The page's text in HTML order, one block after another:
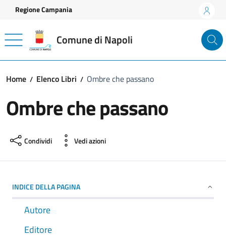
Vai ai contenuti
Vai al footer
Regione Campania
Comune di Napoli
Home Elenco Libri Ombre che passano
Ombre che passano
Condividi Vedi azioni
INDICE DELLA PAGINA
Autore
Editore